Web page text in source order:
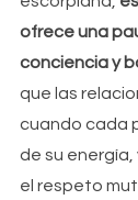
ofrece una
conciencia y
que las
cuando cada
de su
el respeto